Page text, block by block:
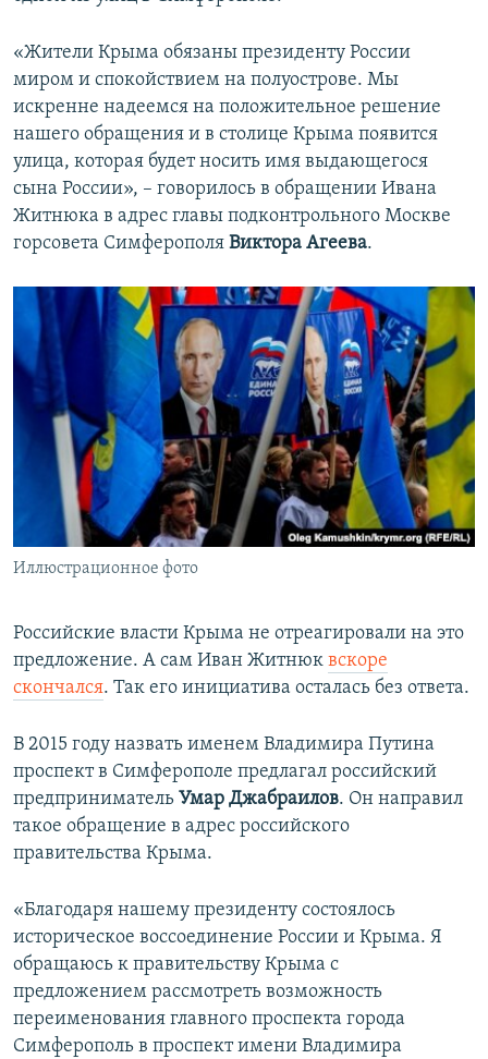
«Жители Крыма обязаны президенту России
миром и спокойствием на полуострове. Мы
искренне надеемся на положительное решение
нашего обращения и в столице Крыма появится
улица, которая будет носить имя выдающегося
сына России», – говорилось в обращении Ивана
Житнюка в адрес главы подконтрольного Москве
горсовета Симферополя Виктора Агеева.
Иллюстрационное фото
Российские власти Крыма не отреагировали на это
предложение. А сам Иван Житнюк вскоре
скончался. Так его инициатива осталась без ответа.
В 2015 году назвать именем Владимира Путина
проспект в Симферополе предлагал российский
предприниматель Умар Джабраилов. Он направил
такое обращение в адрес российского
правительства Крыма.
«Благодаря нашему президенту состоялось
историческое воссоединение России и Крыма. Я
обращаюсь к правительству Крыма с
предложением рассмотреть возможность
переименования главного проспекта города
Симферополь в проспект имени Владимира